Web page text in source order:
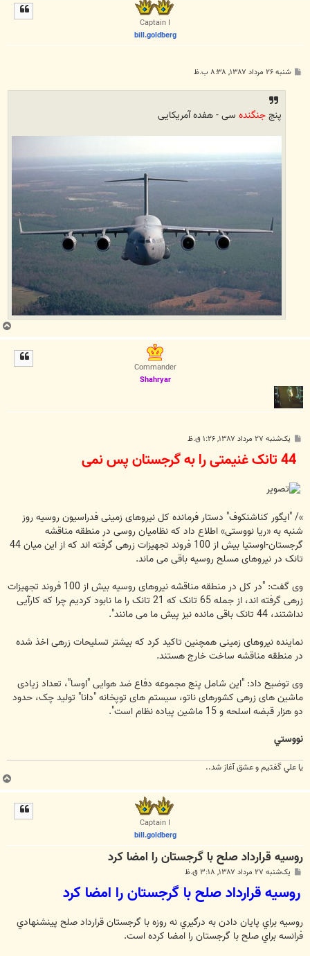
Captain I
bill.goldberg
پ شنبه ۲۶ مرداد ۱۳۸۷, ۸:۳۸ ب.ظ
پنججنگندهسی - هفده آمریكایی
ب
ا
Commander
Shahryar
پ
ت
یک‌شنبه ۲۷ مرداد ۱۳۸۷, ۱:۲۶ ق.ظ
»/ "ایگور کناشنکوف" دستار فرمانده کل نیروهای زمینی فدراسیون روسیه روز
شنبه به «ریا نووستی» اطلاع داد که نظامیان روسی در منطقه مناقشه
گرجستان-اوستیا بیش از 100 فروند تجهیزات زرهی گرفته اند که از این میان 44
تانک در نیروهای مسلح روسیه باقی می ماند.
وی گفت: "در کل در منطقه مناقشه نیروهای روسیه بیش از 100 فروند تجهیزات
زرهی گرفته اند، از جمله 65 تانک که 21 تانک را ما نابود کردیم چرا که کارآیی
نداشتند، 44 تانک باقی مانده نیز پیش ما می مانند".
نماینده نیروهای زمینی همچنین تاکید کرد که بیشتر تسلیحات زرهی اخذ شده
در منطقه مناقشه ساخت خارج هستند.
وی توضیح داد: "این شامل پنج مجموعه دفاع ضد هوایی "اوسا"، تعداد زیادی
ماشین های زرهی کشورهای ناتو، سیستم های توپخانه "دانا" تولید چک، حدود
دو هزار قبضه اسلحه و 15 ماشین پیاده نظام است".
نووستي
يا علي گفتيم و عشق آغاز شد..
ب
ا
Captain I
bill.goldberg
روسيه قرارداد صلح با گرجستان را امضا كرد
پ
ت
یک‌شنبه ۲۷ مرداد ۱۳۸۷, ۳:۱۸ ق.ظ
روسيه قرارداد صلح با گرجستان را امضا كرد
روسيه براي پايان دادن به درگيري نه روزه با گرجستان قرارداد صلح پينشنهادي
فرانسه براي صلح با گرجستان را امضا كرده است.